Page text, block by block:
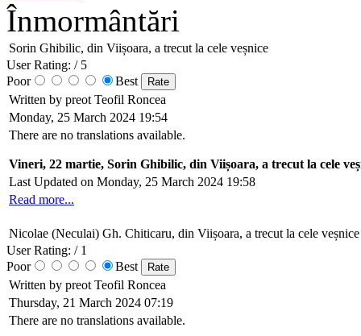
Înmormântări
Sorin Ghibilic, din Viișoara, a trecut la cele veșnice
User Rating: / 5
Poor
Best
Written by preot Teofil Roncea
Monday, 25 March 2024 19:54
There are no translations available.
Vineri, 22 martie, Sorin Ghibilic, din Viișoara, a trecut la cele
Last Updated on Monday, 25 March 2024 19:58
Read more...
Nicolae (Neculai) Gh. Chiticaru, din Viișoara, a trecut la cele veșnice
User Rating: / 1
Poor
Best
Written by preot Teofil Roncea
Thursday, 21 March 2024 07:19
There are no translations available.